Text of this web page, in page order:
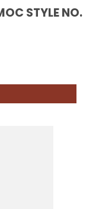
STYLE NO.